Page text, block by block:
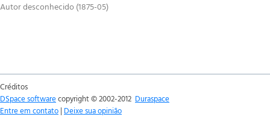
Autor desconhecido(1875-05)
Créditos
DSpace softwarecopyright © 2002-2012 Duraspace
Entre em contato | Deixe sua opinião